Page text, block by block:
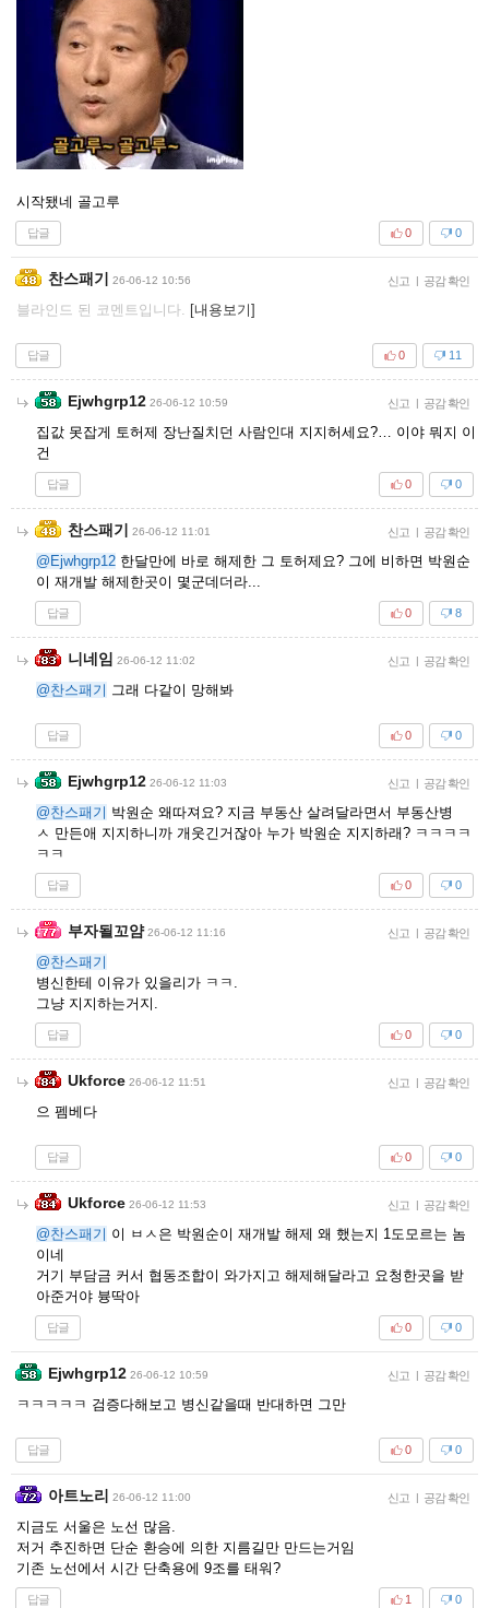
시작됐네 골고루
답글 0
0
찬스패기 26-06-12 10:56 신고 | 공감 확인
블라인드 된 코멘트입니다. [내용보기]
답글 11
0
Ejwhgrp12 26-06-12 10:59 신고 | 공감 확인
집값 못잡게 토허제 장난질치던 사람인대 지지허세요?… 이야 뭐지 이
건
답글 0
0
찬스패기 26-06-12 11:01 신고 | 공감 확인
@Ejwhgrp12 한달만에 바로 해제한 그 토허제요? 그에 비하면 박원순
이 재개발 해제한곳이 몇군데더라...
답글 8
0
니네임 26-06-12 11:02 신고 | 공감 확인
@찬스패기 그래 다같이 망해봐
답글 0
0
Ejwhgrp12 26-06-12 11:03 신고 | 공감 확인
@찬스패기 박원순 왜따져요? 지금 부동산 살려달라면서 부동산병
ㅅ 만든애 지지하니까 개웃긴거잖아 누가 박원순 지지하래? ㅋㅋㅋㅋ
ㅋㅋ
답글 0
0
부자될꼬얌 26-06-12 11:16 신고 | 공감 확인
@찬스패기
병신한테 이유가 있을리가 ㅋㅋ.
그냥 지지하는거지.
답글 0
0
Ukforce 26-06-12 11:51 신고 | 공감 확인
으 펨베다
답글 0
0
Ukforce 26-06-12 11:53 신고 | 공감 확인
@찬스패기 이 ㅂㅅ은 박원순이 재개발 해제 왜 했는지 1도모르는 놈
이네
거기 부담금 커서 협동조합이 와가지고 해제해달라고 요청한곳을 받
아준거야 븅딱아
답글 0
0
Ejwhgrp12 26-06-12 10:59 신고 | 공감 확인
ㅋㅋㅋㅋㅋ 검증다해보고 병신같을때 반대하면 그만
답글 0
0
아트노리 26-06-12 11:00 신고 | 공감 확인
지금도 서울은 노선 많음.
저거 추진하면 단순 환승에 의한 지름길만 만드는거임
기존 노선에서 시간 단축용에 9조를 태워?
답글 0
1